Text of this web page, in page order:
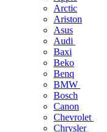
Arctic
Ariston
Asus
Audi
Baxi
Beko
Benq
BMW
Bosch
Canon
Chevrolet
Chrysler